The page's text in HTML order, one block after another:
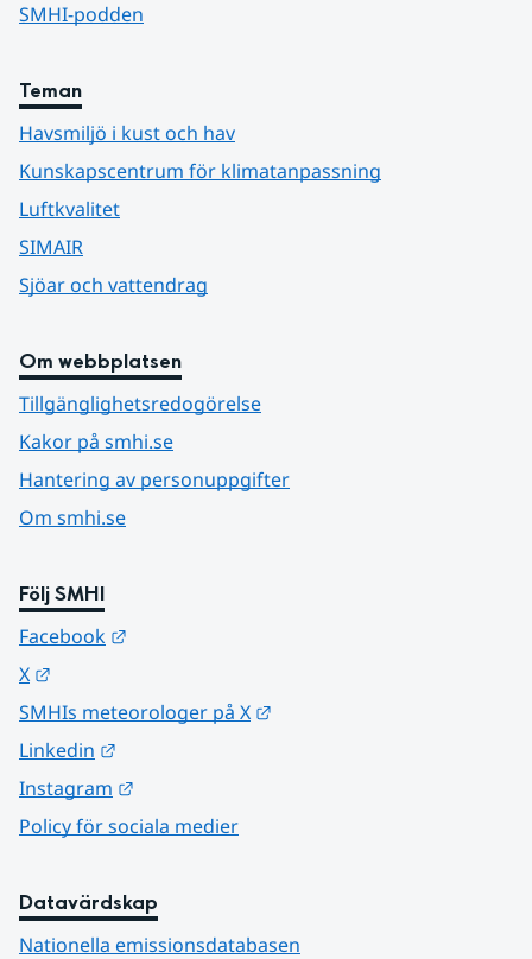
SMHI-podden
Teman
Havsmiljö i kust och hav
Kunskapscentrum för klimatanpassning
Luftkvalitet
SIMAIR
Sjöar och vattendrag
Om webbplatsen
Tillgänglighetsredogörelse
Kakor på smhi.se
Hantering av personuppgifter
Om smhi.se
Följ SMHI
Facebook
X
SMHIs meteorologer på X
Linkedin
Instagram
Policy för sociala medier
Datavärdskap
Nationella emissionsdatabasen